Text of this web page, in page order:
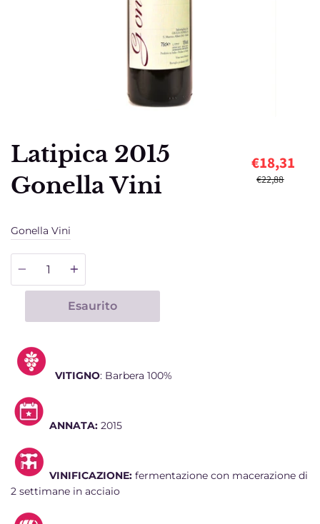
Latipica 2015
Gonella Vini
€18,31
€22,88
Gonella Vini
Quantità
Esaurito
VITIGNO: Barbera 100%
ANNATA: 2015
VINIFICAZIONE: fermentazione con macerazione di
2 settimane in acciaio